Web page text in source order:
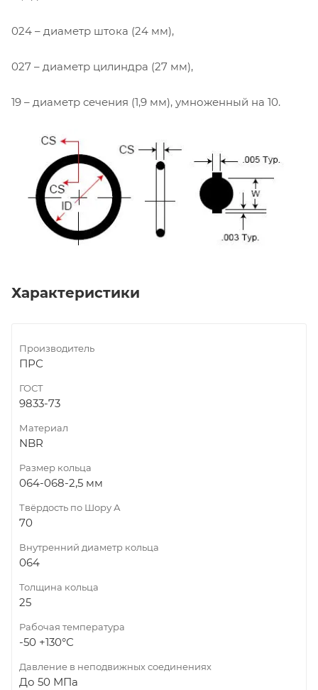
024 – диаметр штока (24 мм),
027 – диаметр цилиндра (27 мм),
19 – диаметр сечения (1,9 мм), умноженный на 10.
Характеристики
Производитель
ПРС
ГОСТ
9833-73
Материал
NBR
Размер кольца
064-068-2,5 мм
Твёрдость по Шору А
70
Внутренний диаметр кольца
064
Толщина кольца
25
Рабочая температура
-50 +130°С
Давление в неподвижных соединениях
До 50 МПа